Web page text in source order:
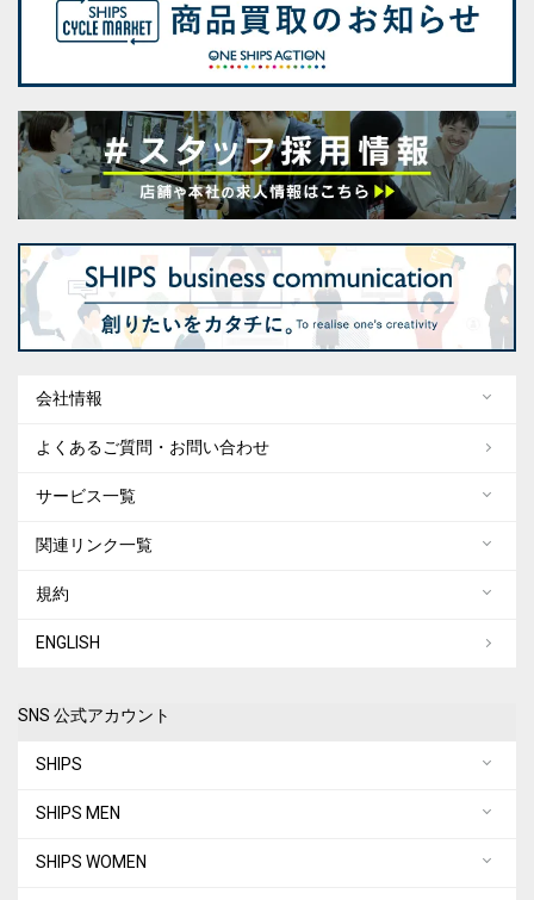
会社情報
よくあるご質問・お問い合わせ
サービス一覧
関連リンク一覧
規約
ENGLISH
SNS 公式アカウント
SHIPS
SHIPS MEN
SHIPS WOMEN